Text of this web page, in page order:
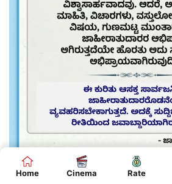
Home Cinema Rate